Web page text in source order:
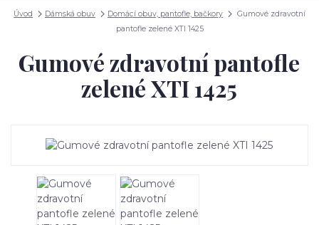
Úvod Dámská obuv Domácí obuv, pantofle, bačkory
Gumové zdravotní
pantofle zelené XTI 1425
Gumové zdravotní pantofle
zelené XTI 1425